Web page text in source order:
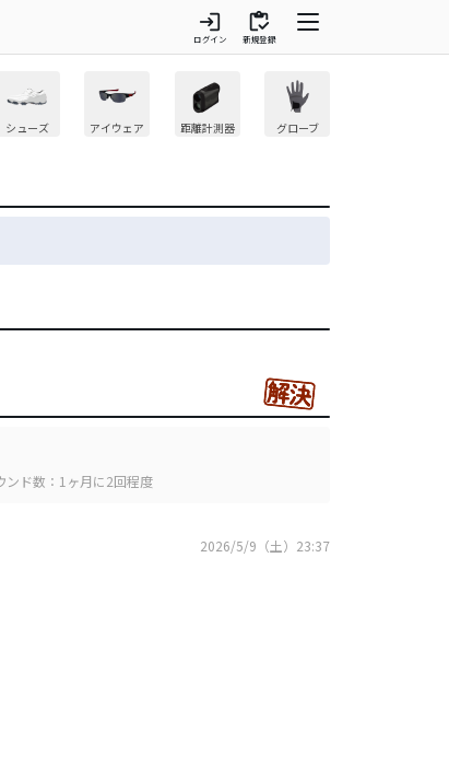
login
ログイン
inventory
新規登録
シューズ アイウェア 距離計測器 グローブ
ンド数：1ヶ月に2回程度
2026/5/9（土）23:37